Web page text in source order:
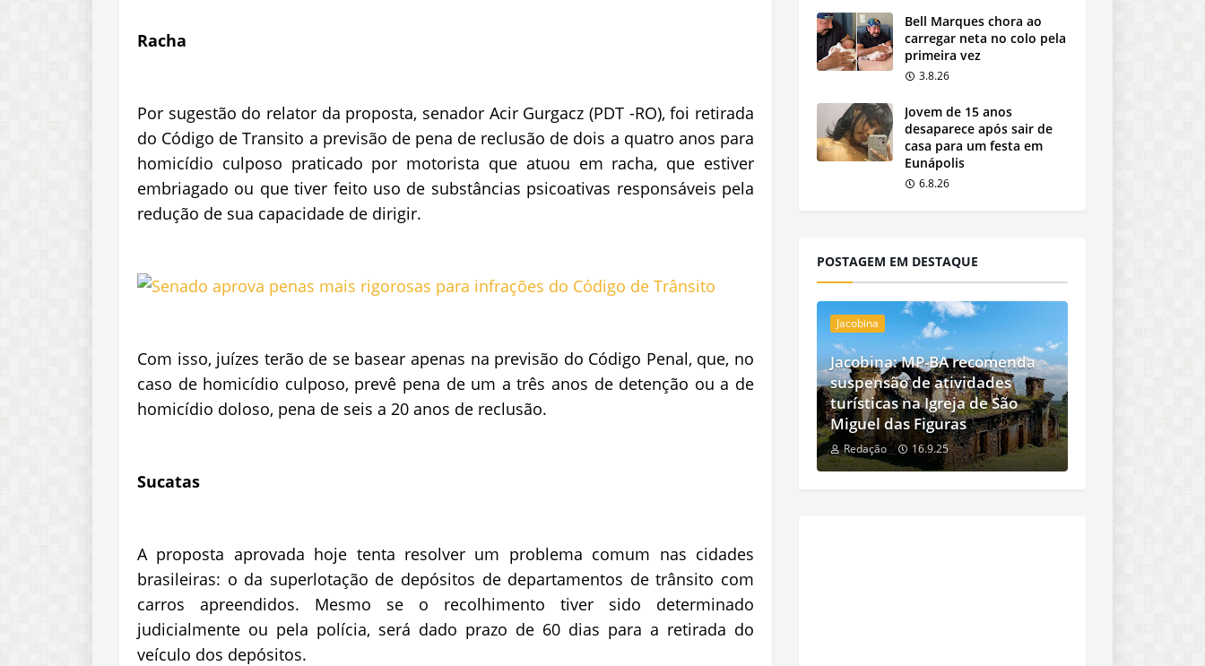
Racha
Por sugestão do relator da proposta, senador Acir Gurgacz (PDT -RO), foi retirada
do Código de Transito a previsão de pena de reclusão de dois a quatro anos para
homicídio culposo praticado por motorista que atuou em racha, que estiver
embriagado ou que tiver feito uso de substâncias psicoativas responsáveis pela
redução de sua capacidade de dirigir.
Com isso, juízes terão de se basear apenas na previsão do Código Penal, que, no
caso de homicídio culposo, prevê pena de um a três anos de detenção ou a de
homicídio doloso, pena de seis a 20 anos de reclusão.
Sucatas
A proposta aprovada hoje tenta resolver um problema comum nas cidades
brasileiras: o da superlotação de depósitos de departamentos de trânsito com
carros apreendidos. Mesmo se o recolhimento tiver sido determinado
judicialmente ou pela polícia, será dado prazo de 60 dias para a retirada do
veículo dos depósitos.
Bell Marques chora ao
carregar neta no colo pela
primeira vez
3.8.26
Jovem de 15 anos
desaparece após sair de
casa para um festa em
Eunápolis
6.8.26
POSTAGEM EM DESTAQUE
Jacobina
Jacobina: MP-BA recomenda
suspensão de atividades
turísticas na Igreja de São
Miguel das Figuras
Redação 16.9.25